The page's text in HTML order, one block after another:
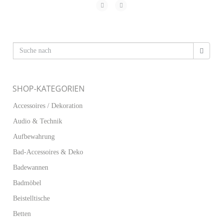
SHOP-KATEGORIEN
Accessoires / Dekoration
Audio & Technik
Aufbewahrung
Bad-Accessoires & Deko
Badewannen
Badmöbel
Beistelltische
Betten